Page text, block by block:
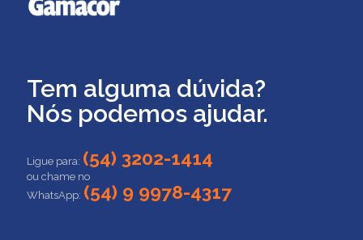
Tem alguma dúvida?
Nós podemos ajudar.
Ligue para: (54) 3202-1414
ou chame no
WhatsApp: (54) 9 9978-4317